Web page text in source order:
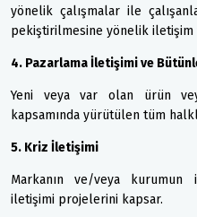
yönelik çalışmalar ile
pekiştirilmesine yönelik iletişim
4. Pazarlama İletişimi ve
Yeni veya var olan ürün
kapsamında yürütülen tüm
5. Kriz İletişimi
Markanın ve/veya kurumun
iletişimi projelerini kapsar.